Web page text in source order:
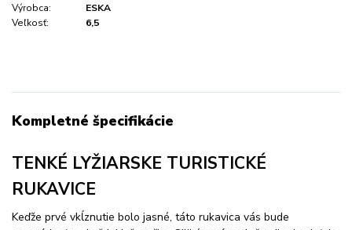
Výrobca:
ESKA
Veľkosť:
6,5
Kompletné špecifikácie
TENKÉ LYŽIARSKE TURISTICKÉ
RUKAVICE
Keďže prvé vkĺznutie bolo jasné, táto rukavica vás bude